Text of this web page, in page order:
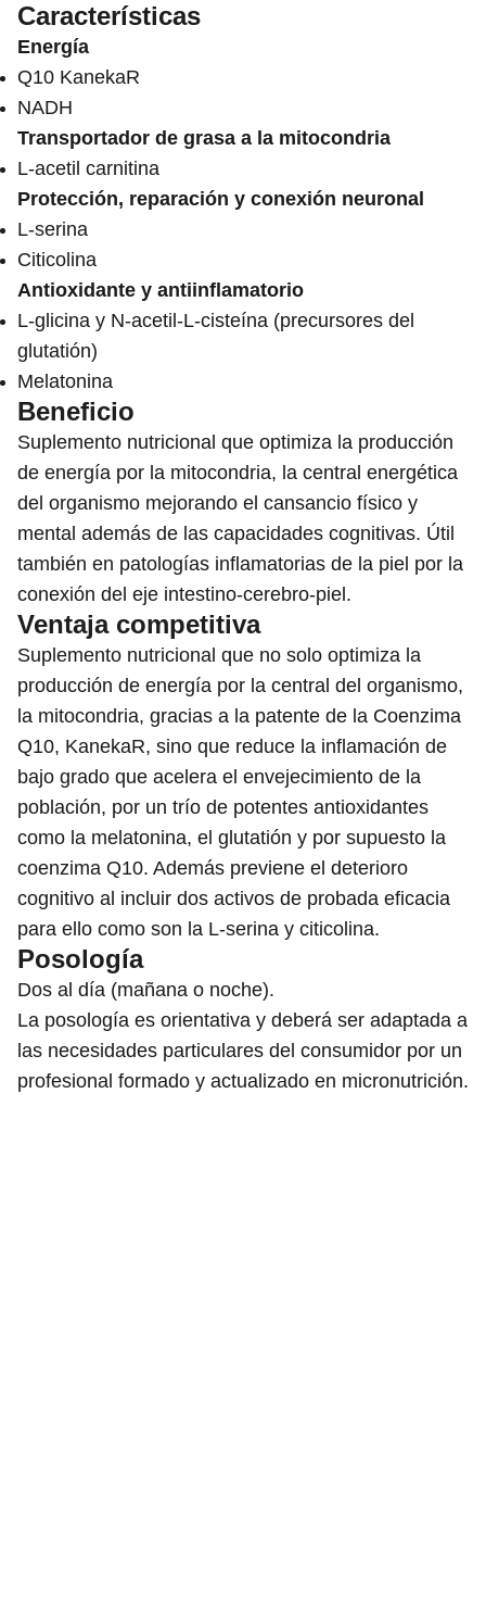
Características
Energía
Q10 KanekaR
NADH
Transportador de grasa a la mitocondria
L-acetil carnitina
Protección, reparación y conexión neuronal
L-serina
Citicolina
Antioxidante y antiinflamatorio
L-glicina y N-acetil-L-cisteína (precursores del
glutatión)
Melatonina
Beneficio
Suplemento nutricional que optimiza la producción
de energía por la mitocondria, la central energética
del organismo mejorando el cansancio físico y
mental además de las capacidades cognitivas. Útil
también en patologías inflamatorias de la piel por la
conexión del eje intestino-cerebro-piel.
Ventaja competitiva
Suplemento nutricional que no solo optimiza la
producción de energía por la central del organismo,
la mitocondria, gracias a la patente de la Coenzima
Q10, KanekaR, sino que reduce la inflamación de
bajo grado que acelera el envejecimiento de la
población, por un trío de potentes antioxidantes
como la melatonina, el glutatión y por supuesto la
coenzima Q10. Además previene el deterioro
cognitivo al incluir dos activos de probada eficacia
para ello como son la L-serina y citicolina.
Posología
Dos al día (mañana o noche).
La posología es orientativa y deberá ser adaptada a
las necesidades particulares del consumidor por un
profesional formado y actualizado en micronutrición.